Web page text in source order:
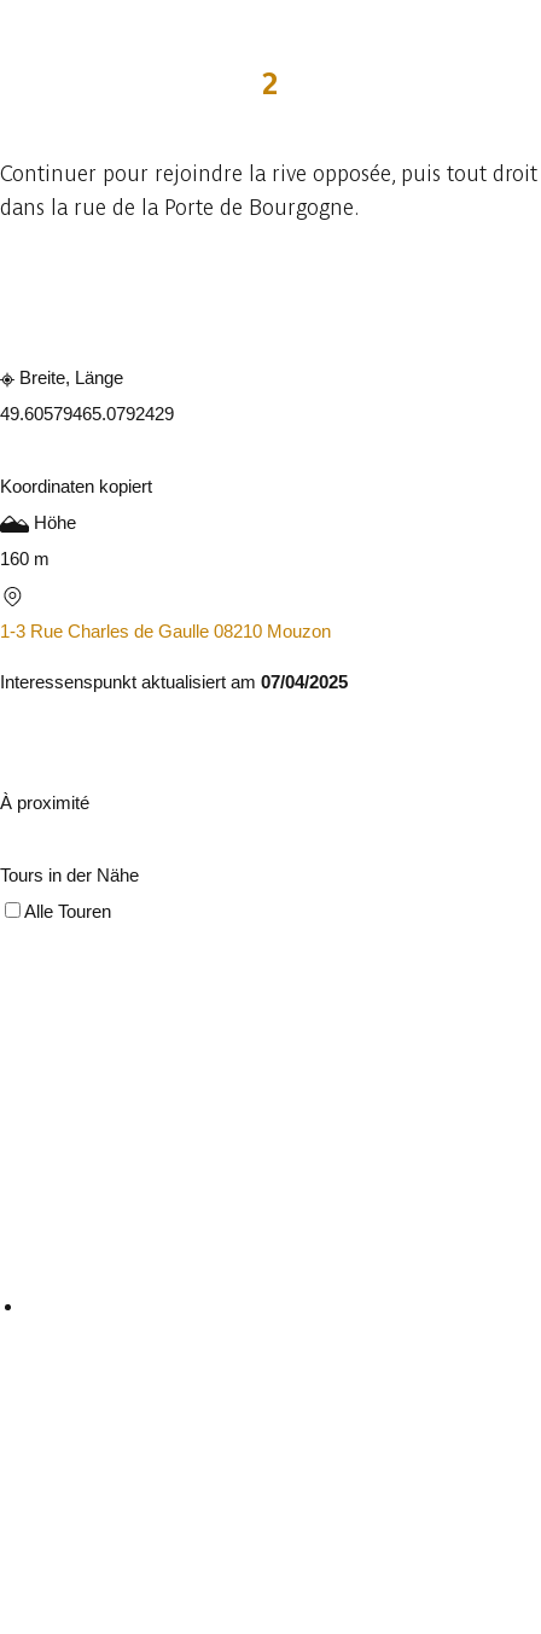
2
Continuer pour rejoindre la rive opposée, puis tout droit
dans la rue de la Porte de Bourgogne.
Breite, Länge
49.60579465.0792429
Koordinaten kopiert
Höhe
160 m
1-3 Rue Charles de Gaulle 08210 Mouzon
Interessenspunkt aktualisiert am 07/04/2025
À proximité
Tours in der Nähe
Alle Touren